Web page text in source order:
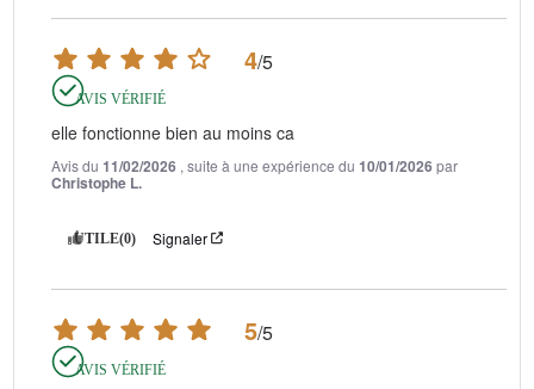
4/5
AVIS VÉRIFIÉ
elle fonctionne bien au moins ca
Avis du 11/02/2026 , suite à une expérience du 10/01/2026 par
Christophe L.
UTILE(0) Signaler
5/5
AVIS VÉRIFIÉ